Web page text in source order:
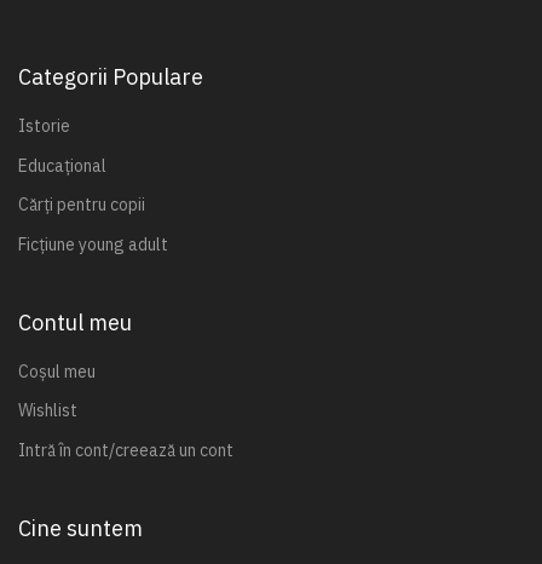
Categorii Populare
Istorie
Educațional
Cărți pentru copii
Ficțiune young adult
Contul meu
Coșul meu
Wishlist
Intră în cont/creează un cont
Cine suntem